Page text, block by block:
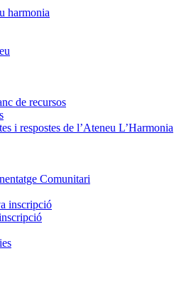
de recursos
i respostes de l’Ateneu L’Harmonia
Comunitari
inscripció